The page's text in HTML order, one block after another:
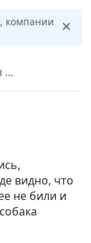
компании
×
...
видно, что
не били и